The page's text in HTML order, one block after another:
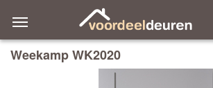
Weekamp WK2020